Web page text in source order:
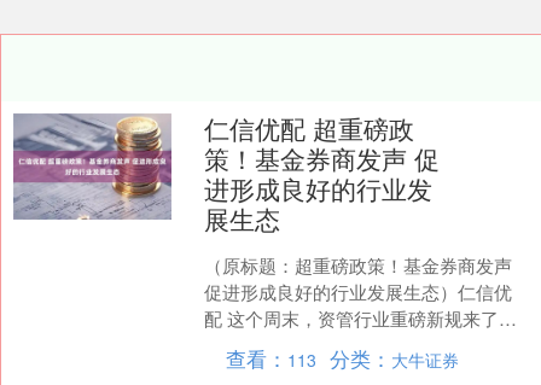
仁信优配 超重磅政
策！基金券商发声 促
进形成良好的行业发
展生态
（原标题：超重磅政策！基金券商发声
促进形成良好的行业发展生态）仁信优
配 这个周末，资管行业重磅新规来了！
4月19日，证监会制定发布《公开募集证
券投资基金证券....
查看： 113 分类： 大牛证券